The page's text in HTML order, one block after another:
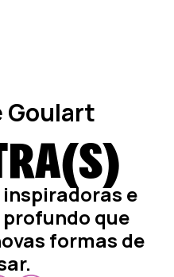
Goulart
e
que
formas de